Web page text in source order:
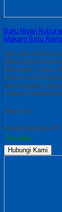
Batu Nisan
Makam Batu Alam
Batu Nisan
Makam Batu
Minimalis,
tulisan ini
dimana jika di
makam
Share This :
Harga Hubungi CS
Tersedia
Hubungi Kami